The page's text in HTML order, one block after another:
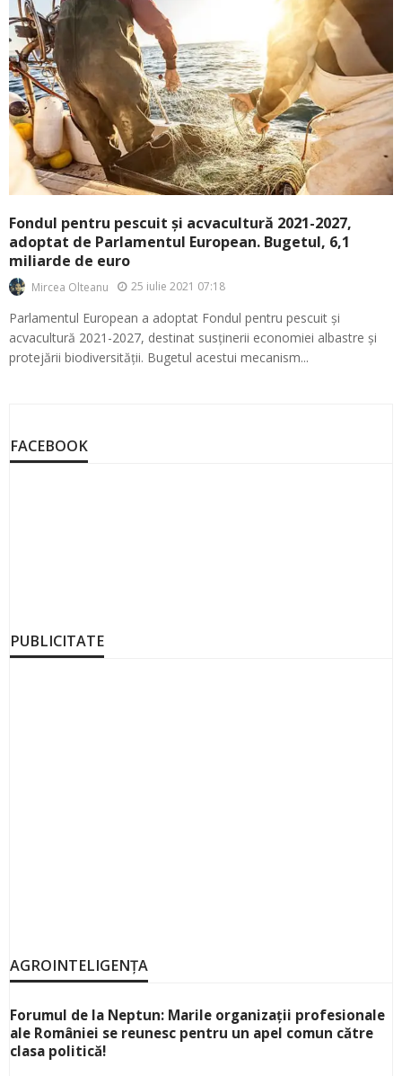
Fondul pentru pescuit și acvacultură 2021-2027,
adoptat de Parlamentul European. Bugetul, 6,1
miliarde de euro
Mircea Olteanu 25 iulie 2021 07:18
Parlamentul European a adoptat Fondul pentru pescuit și
acvacultură 2021-2027, destinat susținerii economiei albastre și
protejării biodiversității. Bugetul acestui mecanism...
FACEBOOK
PUBLICITATE
AGROINTELIGENȚA
Forumul de la Neptun: Marile organizații profesionale
ale României se reunesc pentru un apel comun către
clasa politică!